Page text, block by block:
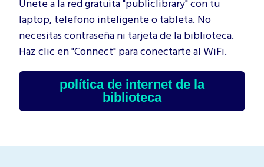
laptop, telefono inteligente o tableta. No
necesitas contraseña ni tarjeta de la biblioteca.
Haz clic en "Connect" para conectarte al WiFi.
política de internet de la
biblioteca